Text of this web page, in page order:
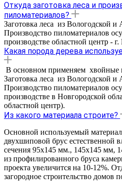
Откуда заготовка леса и
пиломатериалов?
Заготовка леса из Вологодской и
Производство пиломатериалов
производстве областной центр -
Какая порода дерева
В основном применяем хвойные
Заготовка леса из Вологодской и
Производство пиломатериалов
производстве в Новгородской
областной центр).
Из какого материала строите?
Основной используемый
двухшиповой брус естественной
сечения 95х145 мм., 145х145 мм,
из профилированного бруса
проекта увеличится на 10-12%.
загородное строительство домов